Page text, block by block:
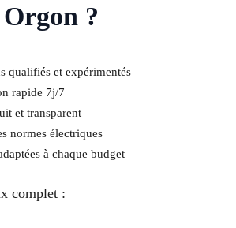
?
qualifiés et expérimentés
rapide 7j/7
et transparent
normes électriques
à chaque budget
complet :